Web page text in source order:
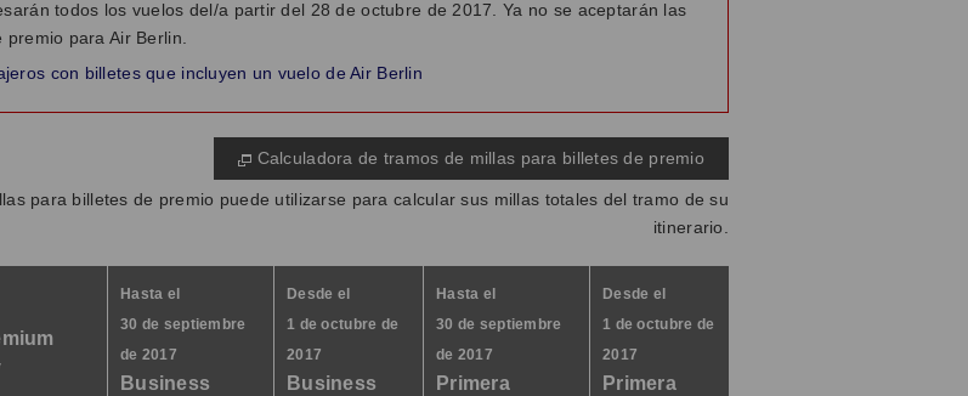
todos los vuelos del/a partir del 28 de octubre de 2017. Ya no se aceptarán las
premio para Air Berlin.
con billetes que incluyen un vuelo de Air Berlin
Calculadora de tramos de millas para billetes de premio
para billetes de premio puede utilizarse para calcular sus millas totales del tramo de su
itinerario.
Hasta el
30 de septiembre
de 2017
Business
Desde el
1 de octubre de
2017
Business
Hasta el
30 de septiembre
de 2017
Primera
Desde el
1 de octubre de
2017
Primera